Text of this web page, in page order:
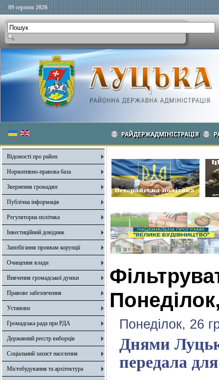
09 серпня 2026
РАЙДЕРЖАДМІНІСТРАЦІЯ
Відомості про район
Нормативно-правова база
Звернення громадян
Публічна інформація
Регуляторна політика
Інвестиційний довідник
Запобігання проявам корупції
Очищення влади
Вивчення громадської думки
Правове забезпечення
Установи
Громадська рада при РДА
Державний реєстр виборців
Соціальний захист населення
Містобудування та архітектура
Понеділок, 26
Днями
передала